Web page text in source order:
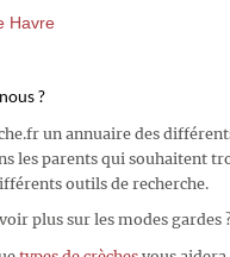
Havre
?
un annuaire des
les parents qui souhaitent
outils de recherche.
plus sur les modes gardes